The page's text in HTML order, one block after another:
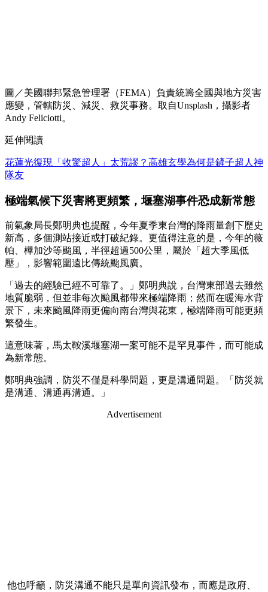
圖／美國聯邦緊急管理署（FEMA）負責統籌全國與地方災害
應變，管轄防災、減災、救災事務。取自Unsplash，攝影者
Andy Feliciotti。
延伸閱讀
花蓮光復現「收驚超人」太荒謬？高雄玄學為何是鏟子超人神
隊友
極端氣候下災害將更頻繁，堰塞湖事件恐成新常態
前氣象局長鄭明典也提醒，今年夏季東台灣的降雨量創下歷史
新高，多個測站接近或打破紀錄。更值得注意的是，今年的薇
帕、樺加沙等颱風，半徑超過500公里，屬於「超大季風低
壓」，影響範圍遠比傳統颱風廣。
「過去的經驗已經不可靠了。」鄭明典說，台灣東部過去雖然
地質脆弱，但並非每次颱風都帶來極端降雨；然而在暖海水背
景下，未來颱風降雨更偏向南台灣與花東，極端降雨可能更頻
繁發生。
這意味著，馬太鞍溪堰塞湖一案可能不是罕見事件，而可能成
為新常態。
鄭明典強調，防災不僅是科學問題，更是溝通問題。「防災就
是溝通、溝通再溝通。」
Advertisement
他也呼籲，防災溝通不能只是單向資訊發布，而應是政府、